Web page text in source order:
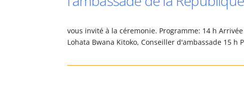
vous invité à la céremonie. Programme: 14 h
Lohata Bwana Kitoko, Conseiller d'ambassade 15 h